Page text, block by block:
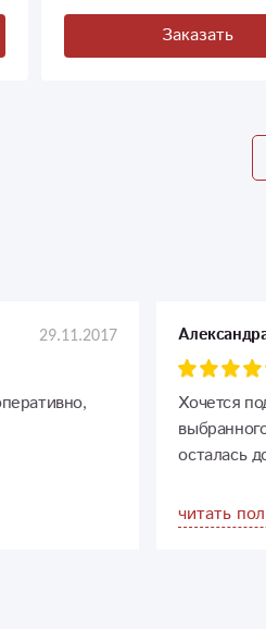
Заказать
29.11.2017
Хочется
осталась
своей
всего
читать